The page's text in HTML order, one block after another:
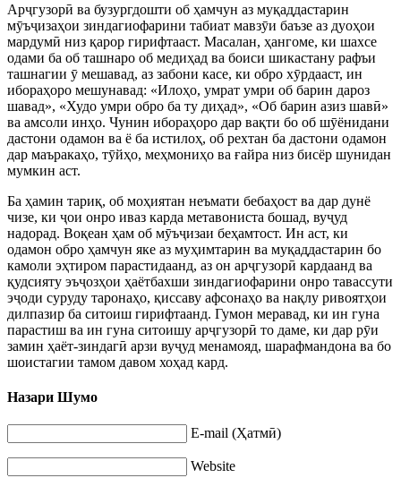
Арҷгузорӣ ва бузургдошти об ҳамчун аз муқаддастарин
мӯъҷизаҳои зиндагиофарини табиат мавзӯи баъзе аз дуоҳои
мардумӣ низ қарор гирифтааст. Масалан, ҳангоме, ки шахсе
одами ба об ташнаро об медиҳад ва боиси шикастану рафъи
ташнагии ӯ мешавад, аз забони касе, ки обро хӯрдааст, ин
ибораҳоро мешунавад: «Илоҳо, умрат умри об барин дароз
шавад», «Худо умри обро ба ту диҳад», «Об барин азиз шавӣ»
ва амсоли инҳо. Чунин ибораҳоро дар вақти бо об шӯёнидани
дастони одамон ва ё ба истилоҳ, об рехтан ба дастони одамон
дар маъракаҳо, тӯйҳо, меҳмониҳо ва ғайра низ бисёр шунидан
мумкин аст.
Ба ҳамин тариқ, об моҳиятан неъмати бебаҳост ва дар дунё
чизе, ки ҷои онро иваз карда метавониста бошад, вуҷуд
надорад. Воқеан ҳам об мӯъҷизаи беҳамтост. Ин аст, ки
одамон обро ҳамчун яке аз муҳимтарин ва муқаддастарин бо
камоли эҳтиром парастидаанд, аз он арҷгузорӣ кардаанд ва
қудсияту эъҷозҳои ҳаётбахши зиндагиофарини онро тавассути
эҷоди суруду таронаҳо, қиссаву афсонаҳо ва нақлу ривоятҳои
дилпазир ба ситоиш гирифтаанд. Гумон меравад, ки ин гуна
парастиш ва ин гуна ситоишу арҷгузорӣ то даме, ки дар рӯи
замин ҳаёт-зиндагӣ арзи вуҷуд менамояд, шарафмандона ва бо
шоистагии тамом давом хоҳад кард.
Назари Шумо
E-mail (Ҳатмӣ)
Website